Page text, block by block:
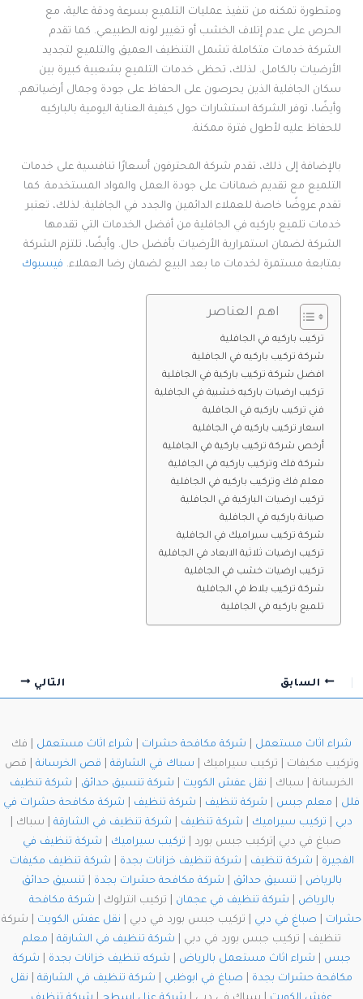
ومتطورة تمكنه من تنفيذ عمليات التلميع بسرعة ودقة عالية، مع
الحرص على عدم إتلاف الخشب أو تغيير لونه الطبيعي. كما تقدم
الشركة خدمات متكاملة تشمل التنظيف العميق والتلميع لتجديد
الأرضيات بالكامل. لذلك، تحظى خدمات التلميع بشعبية كبيرة بين
سكان الجافلية الذين يحرصون على الحفاظ على جودة وجمال أرضياتهم.
وأيضًا، توفر الشركة استشارات حول كيفية العناية اليومية بالباركيه
للحفاظ عليه لأطول فترة ممكنة.
بالإضافة إلى ذلك، تقدم شركة المحترفون أسعارًا تنافسية على خدمات
التلميع مع تقديم ضمانات على جودة العمل والمواد المستخدمة. كما
تقدم عروضًا خاصة للعملاء الدائمين والجدد في الجافلية. لذلك، تعتبر
خدمات تلميع باركيه في الجافلية من أفضل الخدمات التي تقدمها
الشركة لضمان استمرارية الأرضيات بأفضل حال. وأيضًا، تلتزم الشركة
بمتابعة مستمرة لخدمات ما بعد البيع لضمان رضا العملاء. فيسبوك
اهم العناصر
تركيب باركيه في الجافلية
شركة تركيب باركيه في الجافلية
افضل شركة تركيب باركية في الجافلية
تركيب ارضيات باركيه خشبية في الجافلية
فني تركيب باركيه في الجافلية
اسعار تركيب باركيه في الجافلية
أرخص شركة تركيب باركية في الجافلية
شركة فك وتركيب باركيه في الجافلية
معلم فك وتركيب باركيه في الجافلية
تركيب ارضيات الباركية في الجافلية
صيانة باركيه في الجافلية
شركة تركيب سيراميك في الجافلية
تركيب ارضيات ثلاثية الابعاد في الجافلية
تركيب ارضيات خشب في الجافلية
شركة تركيب بلاط في الجافلية
تلميع باركيه في الجافلية
السابق التالي
شراء اثاث مستعمل شركة مكافحة حشرات شراء اثاث مستعمل | فك
وتركيب مكيفات | تركيب سيراميك | سباك في الشارقة قص الخرسانة | قص
الخرسانة | سباك | نقل عفش الكويت شركة تنسيق حدائق
شركة تنظيف
فلل
معلم جبس شركة تنظيف شركة تنظيف
شركة مكافحة حشرات في
دبي
تركيب سيراميك شركة تنظيف شركة تنظيف في الشارقة | سباك |
صباغ في دبي |تركيب جبس بورد | تركيب سيراميك
شركة تنظيف في
الفجيرة
شركة تنظيف شركة تنظيف خزانات بجدة
شركة تنظيف مكيفات
بالرياض
تنسيق حدائق شركة مكافحة حشرات بجدة
تنسيق حدائق
بالرياض
شركة تنظيف في عجمان | تركيب انترلوك | شركة مكافحة
حشرات
صباغ في دبي | تركيب جبس بورد في دبي | نقل عفش الكويت | شركة
تنظيف | تركيب جبس بورد في دبي | شركة تنظيف في الشارقة
معلم
جبس
شراء اثاث مستعمل بالرياض شركه تنظيف خزانات بجدة
شركة
مكافحة حشرات بجدة
صباغ في ابوظبي شركة تنظيف في الشارقة
نقل